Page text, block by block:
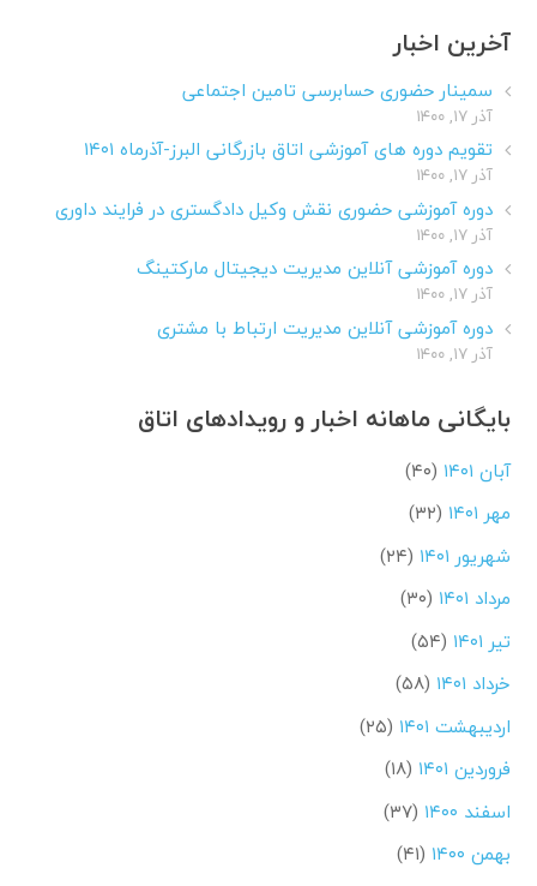
آخرین اخبار
سمینار حضوری حسابرسی تامین اجتماعی
آذر ۱۷, ۱۴۰۰
تقویم دوره های آموزشی اتاق بازرگانی البرز-آذرماه ۱۴۰۱
آذر ۱۷, ۱۴۰۰
دوره آموزشی حضوری نقش وکیل دادگستری در فرایند داوری
آذر ۱۷, ۱۴۰۰
دوره آموزشی آنلاین مدیریت دیجیتال مارکتینگ
آذر ۱۷, ۱۴۰۰
دوره آموزشی آنلاین مدیریت ارتباط با مشتری
آذر ۱۷, ۱۴۰۰
بایگانی ماهانه اخبار و رویدادهای اتاق
آبان ۱۴۰۱
(۴۰)
مهر ۱۴۰۱
(۳۲)
شهریور ۱۴۰۱
(۲۴)
مرداد ۱۴۰۱
(۳۰)
تیر ۱۴۰۱
(۵۴)
خرداد ۱۴۰۱
(۵۸)
اردیبهشت ۱۴۰۱
(۲۵)
فروردین ۱۴۰۱
(۱۸)
اسفند ۱۴۰۰
(۳۷)
بهمن ۱۴۰۰
(۴۱)